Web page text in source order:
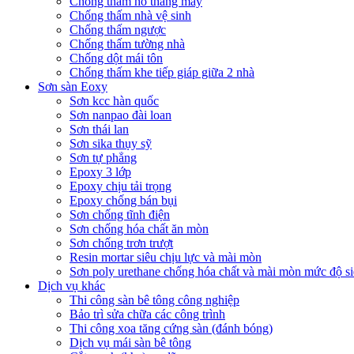
Chống thấm nhà vệ sinh
Chống thấm ngược
Chống thấm tường nhà
Chống dột mái tôn
Chống thấm khe tiếp giáp giữa 2 nhà
Sơn sàn Eoxy
Sơn kcc hàn quốc
Sơn nanpao đài loan
Sơn thái lan
Sơn sika thụy sỹ
Sơn tự phẳng
Epoxy 3 lớp
Epoxy chịu tải trọng
Epoxy chống bán bụi
Sơn chống tĩnh điện
Sơn chống hóa chất ăn mòn
Sơn chống trơn trượt
Resin mortar siêu chịu lực và mài mòn
Sơn poly urethane chống hóa chất và mài mòn mức độ
Dịch vụ khác
Thi công sàn bê tông công nghiệp
Bảo trì sửa chữa các công trình
Thi công xoa tăng cứng sàn (đánh bóng)
Dịch vụ mái sàn bê tông